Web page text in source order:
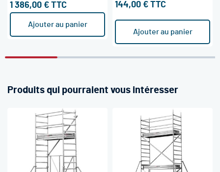
1 386,00 €
Ajouter au panier
144,00 €
Ajouter au panier
Produits qui pourraient vous intéresser